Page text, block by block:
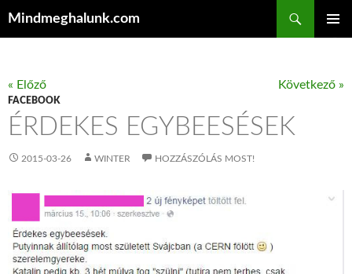
Mindmeghalunk.com
« Előző Következő »
FACEBOOK
ÉRDEKES EGYBEESÉSEK
2015-03-26 WINTER HOZZÁSZÓLÁS MOST!